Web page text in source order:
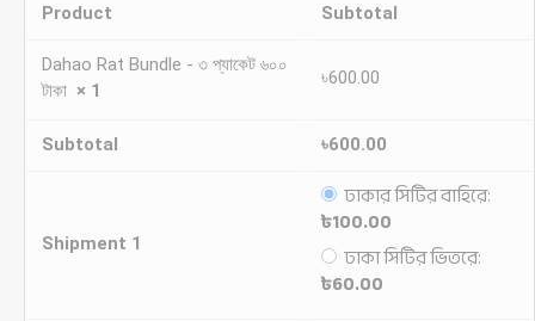
Product Subtotal
Dahao Rat Bundle - ৩ প্যাকেট ৬০০
টাকা × 1
৳600.00
Subtotal ৳600.00
Shipment 1
ঢাকার সিটির বাহিরে:
৳100.00
ঢাকা সিটির ভিতরে:
৳60.00